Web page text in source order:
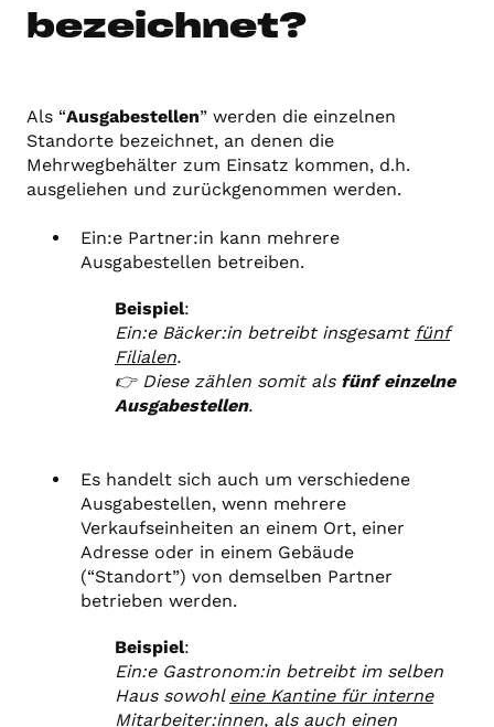
bezeichnet?
Als “Ausgabestellen” werden die einzelnen
Standorte bezeichnet, an denen die
Mehrwegbehälter zum Einsatz kommen, d.h.
ausgeliehen und zurückgenommen werden.
Ein:e Partner:in kann mehrere
Ausgabestellen betreiben.
Beispiel:
Ein:e Bäcker:in betreibt insgesamt fünf
Filialen.
👉 Diese zählen somit als fünf einzelne
Ausgabestellen.
Es handelt sich auch um verschiedene
Ausgabestellen, wenn mehrere
Verkaufseinheiten an einem Ort, einer
Adresse oder in einem Gebäude
(“Standort”) von demselben Partner
betrieben werden.
Beispiel:
Ein:e Gastronom:in betreibt im selben
Haus sowohl eine Kantine für interne
Mitarbeiter:innen, als auch einen